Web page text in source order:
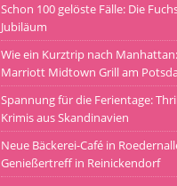
Schon 100 gelöste Fälle: Die
Jubiläum
Wie ein Kurztrip nach
Marriott Midtown Grill am
Spannung für die Ferientage:
Krimis aus Skandinavien
Neue Bäckerei-Café in
Genießertreff in Reinickendorf